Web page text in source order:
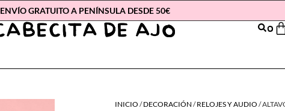
ENVÍO GRATUITO A PENÍNSULA DESDE 50€
0
INICIO /DECORACIÓN /RELOJES Y AUDIO /